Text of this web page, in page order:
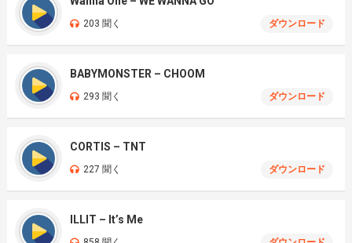
203 聞く ダウンロード
BABYMONSTER – CHOOM
293 聞く ダウンロード
CORTIS – TNT
227 聞く ダウンロード
ILLIT – It’s Me